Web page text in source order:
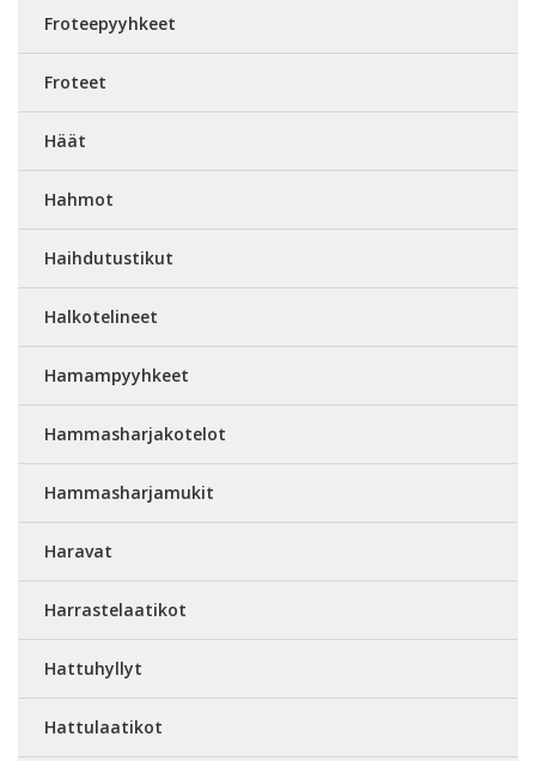
Froteepyyhkeet
Froteet
Häät
Hahmot
Haihdutustikut
Halkotelineet
Hamampyyhkeet
Hammasharjakotelot
Hammasharjamukit
Haravat
Harrastelaatikot
Hattuhyllyt
Hattulaatikot